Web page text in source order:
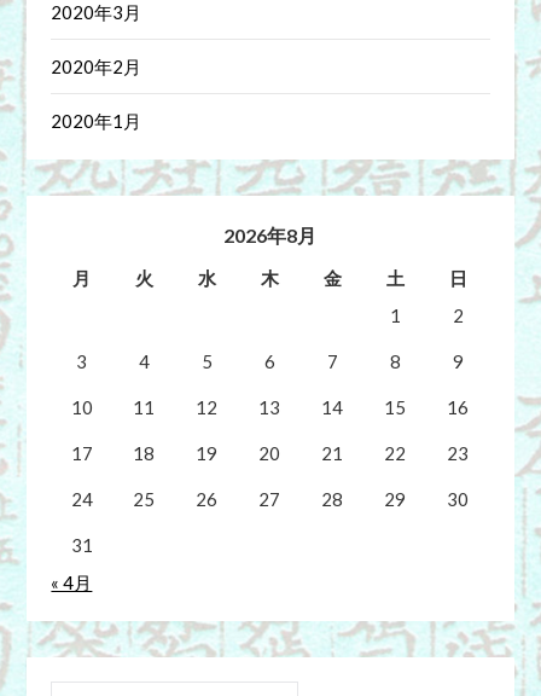
2020年3月
2020年2月
2020年1月
2026年8月
月 火 水 木 金 土
日
1
2
3 4 5 6 7 8 9
10 11 12 13 14 15 16
17 18 19 20 21 22 23
24 25 26 27 28 29 30
31
« 4月